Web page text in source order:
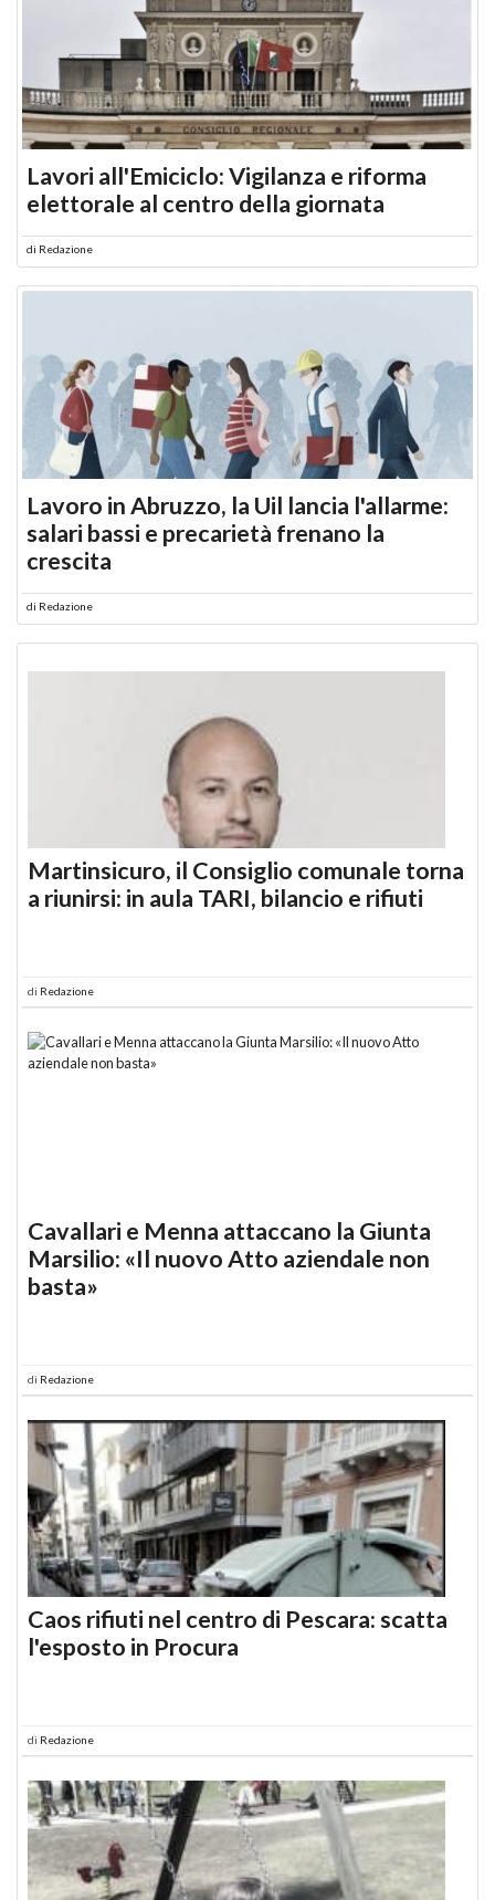
Lavori all'Emiciclo: Vigilanza e riforma
elettorale al centro della giornata
di Redazione
Lavoro in Abruzzo, la Uil lancia l'allarme:
salari bassi e precarietà frenano la
crescita
di Redazione
Martinsicuro, il Consiglio comunale torna
a riunirsi: in aula TARI, bilancio e rifiuti
di Redazione
Cavallari e Menna attaccano la Giunta
Marsilio: «Il nuovo Atto aziendale non
basta»
di Redazione
Caos rifiuti nel centro di Pescara: scatta
l'esposto in Procura
di Redazione